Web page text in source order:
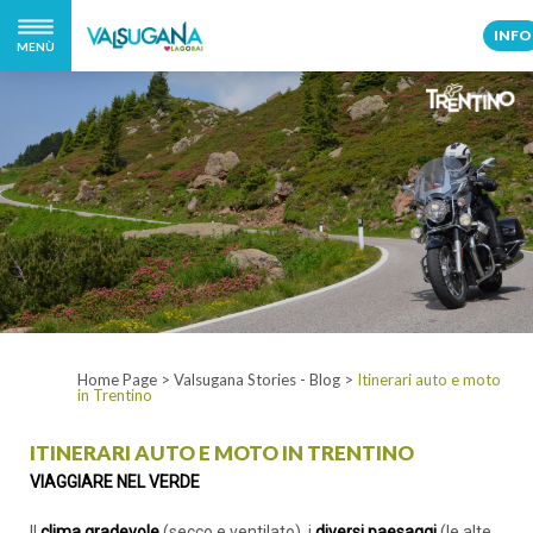
MENÙ
INFO
Home Page > Valsugana Stories - Blog > Itinerari auto e moto
in Trentino
ITINERARI AUTO E MOTO IN TRENTINO
VIAGGIARE NEL VERDE